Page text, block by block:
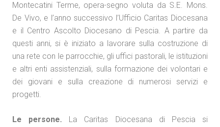
Montecatini Terme, opera-segno voluta da S.E. Mons.
De Vivo, e l’anno successivo l’Ufficio Caritas Diocesana
e il Centro Ascolto Diocesano di Pescia. A partire da
questi anni, si è iniziato a lavorare sulla costruzione di
una rete con le parrocchie, gli uffici pastorali, le istituzioni
e altri enti assistenziali, sulla formazione dei volontari e
dei giovani e sulla creazione di numerosi servizi e
progetti.
Le persone. La Caritas Diocesana di Pescia si